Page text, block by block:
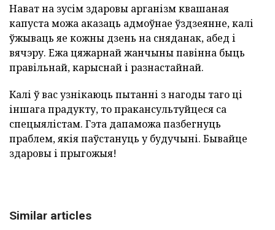
Нават на зусім здаровы арганізм квашаная
капуста можа аказаць адмоўнае ўздзеянне, калі
ўжываць яе кожны дзень на сняданак, абед і
вячэру. Ежа цяжарнай жанчыны павінна быць
правільнай, карыснай і разнастайнай.
Калі ў вас узнікаюць пытанні з нагоды таго ці
іншага прадукту, то пракансультуйцеся са
спецыялістам. Гэта дапаможа пазбегнуць
праблем, якія паўстануць у будучыні. Бывайце
здаровы і прыгожыя!
Similar articles